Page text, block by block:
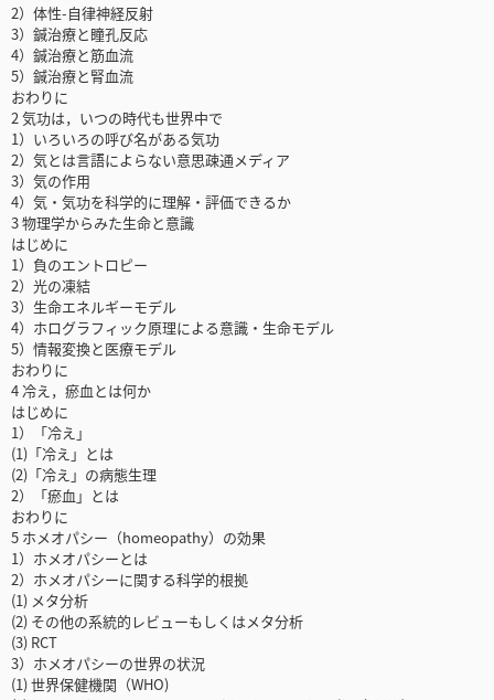
2）体性-自律神経反射
3）鍼治療と瞳孔反応
4）鍼治療と筋血流
5）鍼治療と腎血流
おわりに
2 気功は，いつの時代も世界中で
1）いろいろの呼び名がある気功
2）気とは言語によらない意思疎通メディア
3）気の作用
4）気・気功を科学的に理解・評価できるか
3 物理学からみた生命と意識
はじめに
1）負のエントロピー
2）光の凍結
3）生命エネルギーモデル
4）ホログラフィック原理による意識・生命モデル
5）情報変換と医療モデル
おわりに
4 冷え，瘀血とは何か
はじめに
1）「冷え」
(1)「冷え」とは
(2)「冷え」の病態生理
2）「瘀血」とは
おわりに
5 ホメオパシー（homeopathy）の効果
1）ホメオパシーとは
2）ホメオパシーに関する科学的根拠
(1) メタ分析
(2) その他の系統的レビューもしくはメタ分析
(3) RCT
3）ホメオパシーの世界の状況
(1) 世界保健機関（WHO)